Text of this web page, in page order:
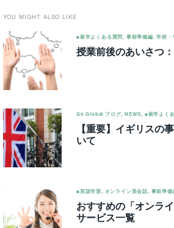
YOU MIGHT ALSO LIKE
■留学よくある質問, 事前準備編,学校・
授業前後のあいさつ
Go Global ブログ,NEWS, ■留学よく
【重要】イギリスの
いて
■英語学習, オンライン英会話, 事前準備
おすすめの「オンラ
サービス一覧